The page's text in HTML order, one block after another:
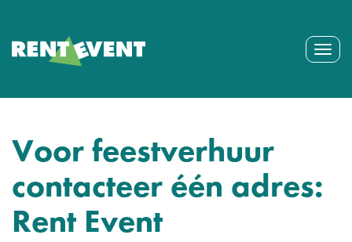
Voor feestverhuur
contacteer één adres:
Rent Event